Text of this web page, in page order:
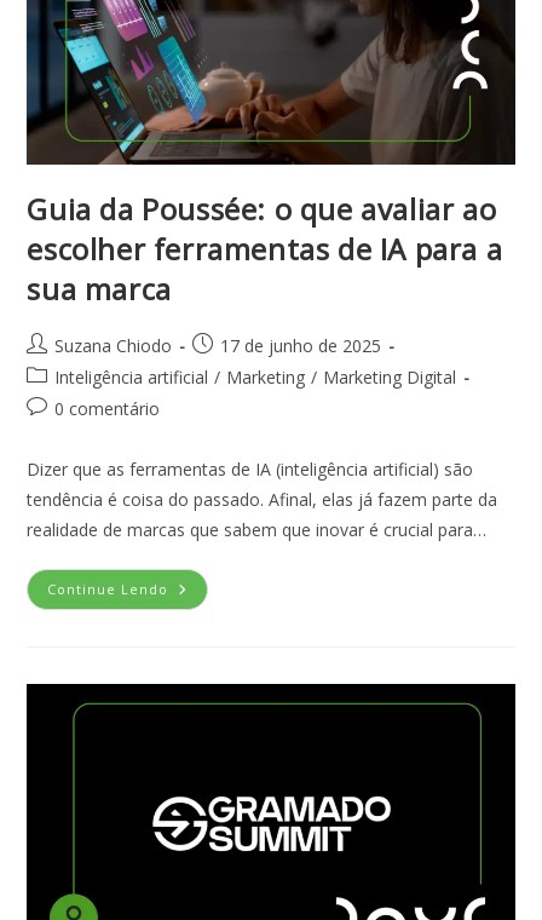
Guia da Poussée: o que avaliar ao
escolher ferramentas de IA para a
sua marca
Suzana Chiodo
17 de junho de 2025
Inteligência artificial / Marketing / Marketing Digital
0 comentário
Dizer que as ferramentas de IA (inteligência artificial) são
tendência é coisa do passado. Afinal, elas já fazem parte da
realidade de marcas que sabem que inovar é crucial para…
Continue Lendo